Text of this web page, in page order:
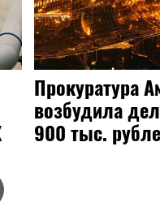
Мать в
жестокостью
сына